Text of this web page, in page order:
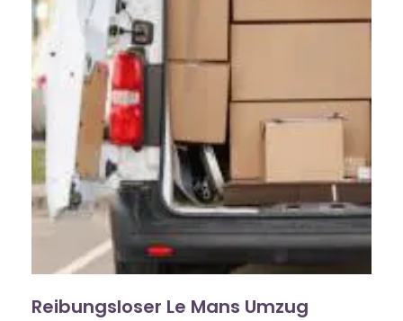
Reibungsloser Le Mans Umzug